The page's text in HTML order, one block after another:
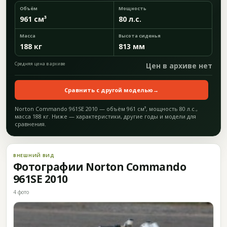
Объём
961 см³
Мощность
80 л.с.
Масса
188 кг
Высота сиденья
813 мм
Средняя цена в архиве Цен в архиве нет
Сравнить с другой моделью →
Norton Commando 961SE 2010 — объём 961 см³, мощность 80 л.с.,
масса 188 кг. Ниже — характеристики, другие годы и модели для
сравнения.
ВНЕШНИЙ ВИД
Фотографии Norton Commando
961SE 2010
4 фото